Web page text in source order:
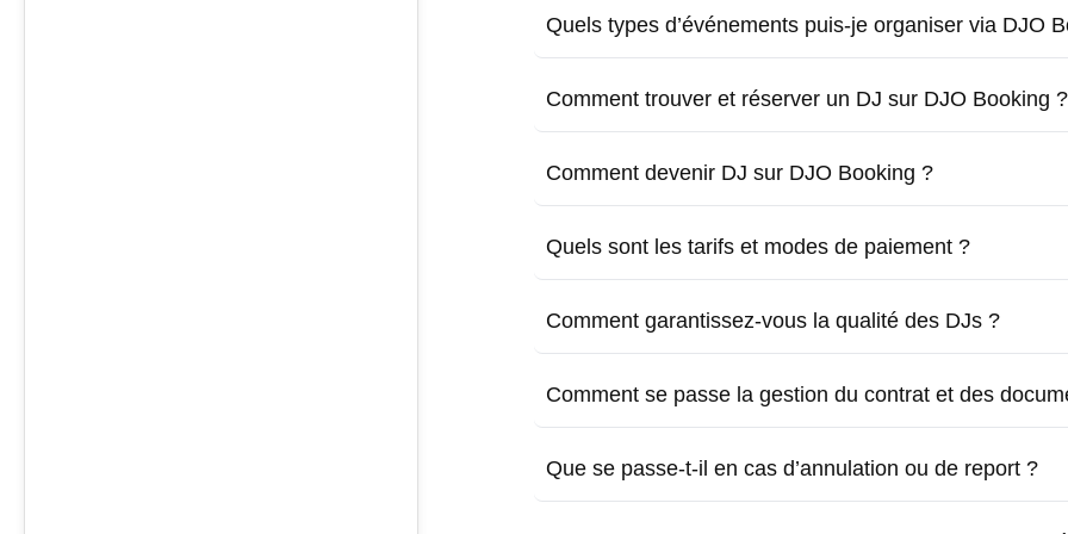
Quels types d’événements puis-je organiser via DJO
Comment trouver et réserver un DJ sur DJO Booking ?
Comment devenir DJ sur DJO Booking ?
Quels sont les tarifs et modes de paiement ?
Comment garantissez-vous la qualité des DJs ?
Comment se passe la gestion du contrat et des
Que se passe-t-il en cas d’annulation ou de report ?